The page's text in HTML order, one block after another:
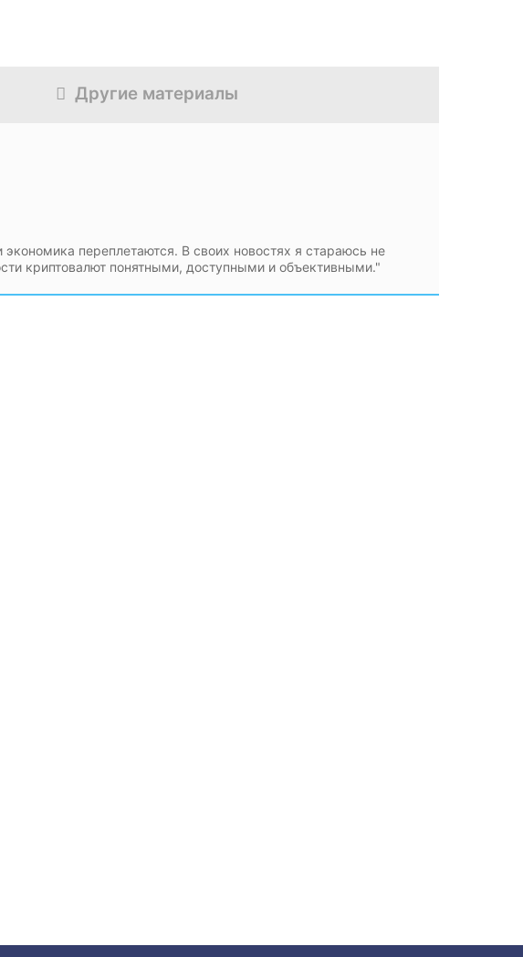
Другие материалы
переплетаются. В своих новостях я стараюсь не
криптовалют понятными, доступными и объективными."